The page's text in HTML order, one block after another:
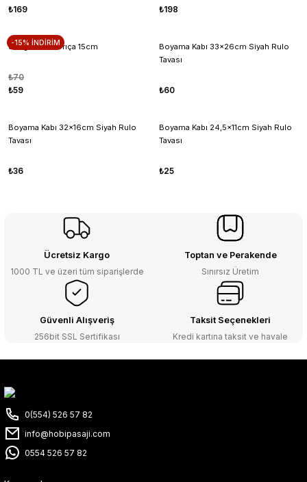
₺169 ₺198
-15% İNDİRİM
Sünger Rulo Frıça 15cm
₺59
₺70
Boyama Kabı 33x26cm Siyah Rulo
Tavası
₺60
Boyama Kabı 32x16cm Siyah Rulo
Tavası
₺36
Boyama Kabı 24,5x11cm Siyah Rulo
Tavası
₺25
Ücretsiz Kargo
1000 TL ve üzeri tüm siparişlerde
Toptan ve Perakende
Sınırsız Üretim
Güvenli Alışveriş
256bit SSL Sertifikası
Taksit Seçenekleri
Kredi kartına taksit ve havale
0(554) 526 57 82
info@hobipasaji.com
0554 526 57 82